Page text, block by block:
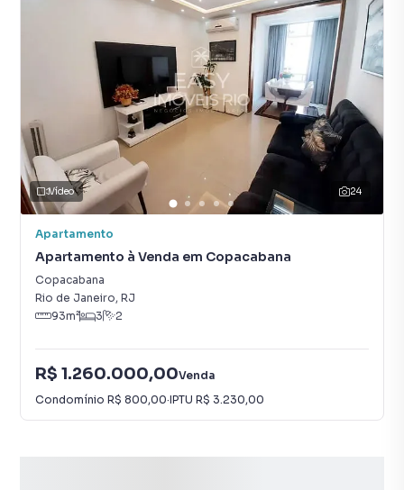
24
Vídeo
Apartamento
Apartamento à Venda em Copacabana
Copacabana
Rio de Janeiro, RJ
93m² 3 2
R$ 1.260.000,00Venda
Condomínio R$ 800,00·IPTU R$ 3.230,00